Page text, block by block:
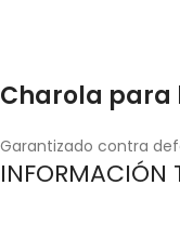
Charola para
Garantizado contra
INFORMACIÓN